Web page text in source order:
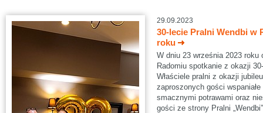
29.09.2023
30-lecie Pralni Wendbi w
roku
W dniu 23 września 2023 roku
Radomiu spotkanie z okazji
Właściele pralni z okazji
zaproszonych gości
smacznymi potrawami oraz
gości ze strony Pralni